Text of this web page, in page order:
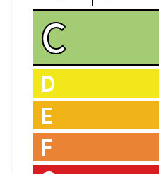
C
D
E
F